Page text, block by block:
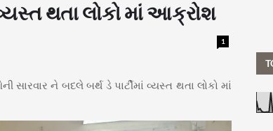
વ્યસ્ત થતા લોકો માં આક્રોશ
1
સારવાર ને બદલે બર્થ ડે પાર્ટીમાં વ્યસ્ત થતા લોકો માં